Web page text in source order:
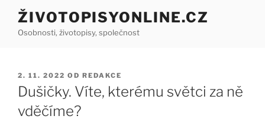
Přejít
obsahu
ŽIVOTOPISYONLINE.CZ
Osobnosti, životopisy, společnost
PUBLIKOVÁNO
2. 11. 2022 OD REDAKCE
Dušičky. Víte, kterému světci za ně
vděčíme?